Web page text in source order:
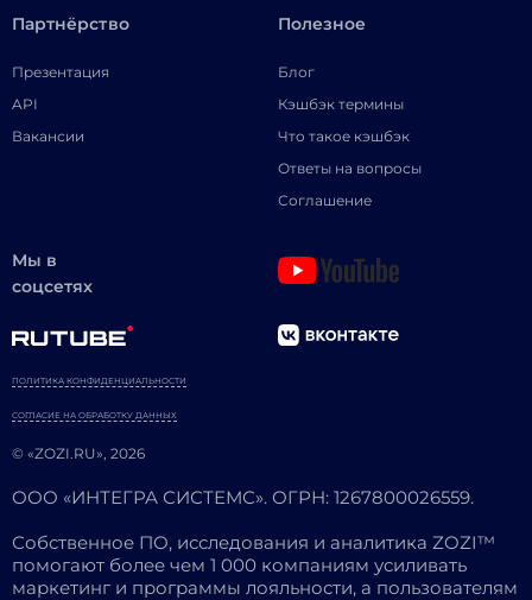
Партнёрство
Презентация
API
Вакансии
Полезное
Блог
Кэшбэк термины
Что такое кэшбэк
Ответы на вопросы
Соглашение
Мы в
соцсетях
© «ZOZI.RU», 2026
ПОЛИТИКА КОНФИДЕНЦИАЛЬНОСТИ
СОГЛАСИЕ НА ОБРАБОТКУ ДАННЫХ
ООО «ИНТЕГРА СИСТЕМС». ОГРН: 1267800026559.
Собственное ПО, исследования и аналитика ZOZI™
помогают более чем 1 000 компаниям усиливать
маркетинг и программы лояльности, а пользователям